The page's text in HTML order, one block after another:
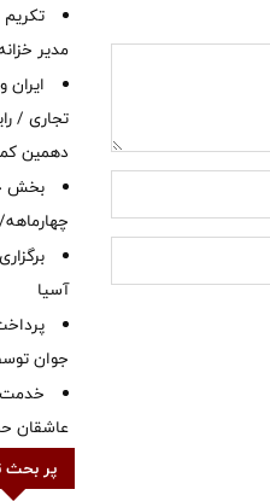
مدیر
تجاری /
دهمین
بخش
چهارماهه/
آسیا
جوان
عاشقان
پر بحث